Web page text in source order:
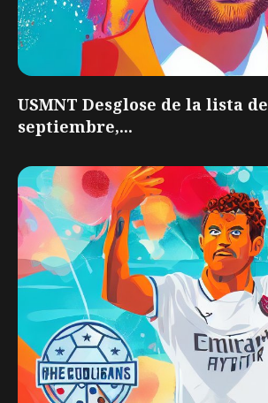
USMNT Desglose de la lista de
septiembre,...